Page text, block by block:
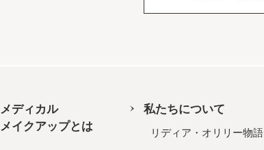
メディカル
メイクアップとは
私たちについて
リディア・オリリー物語